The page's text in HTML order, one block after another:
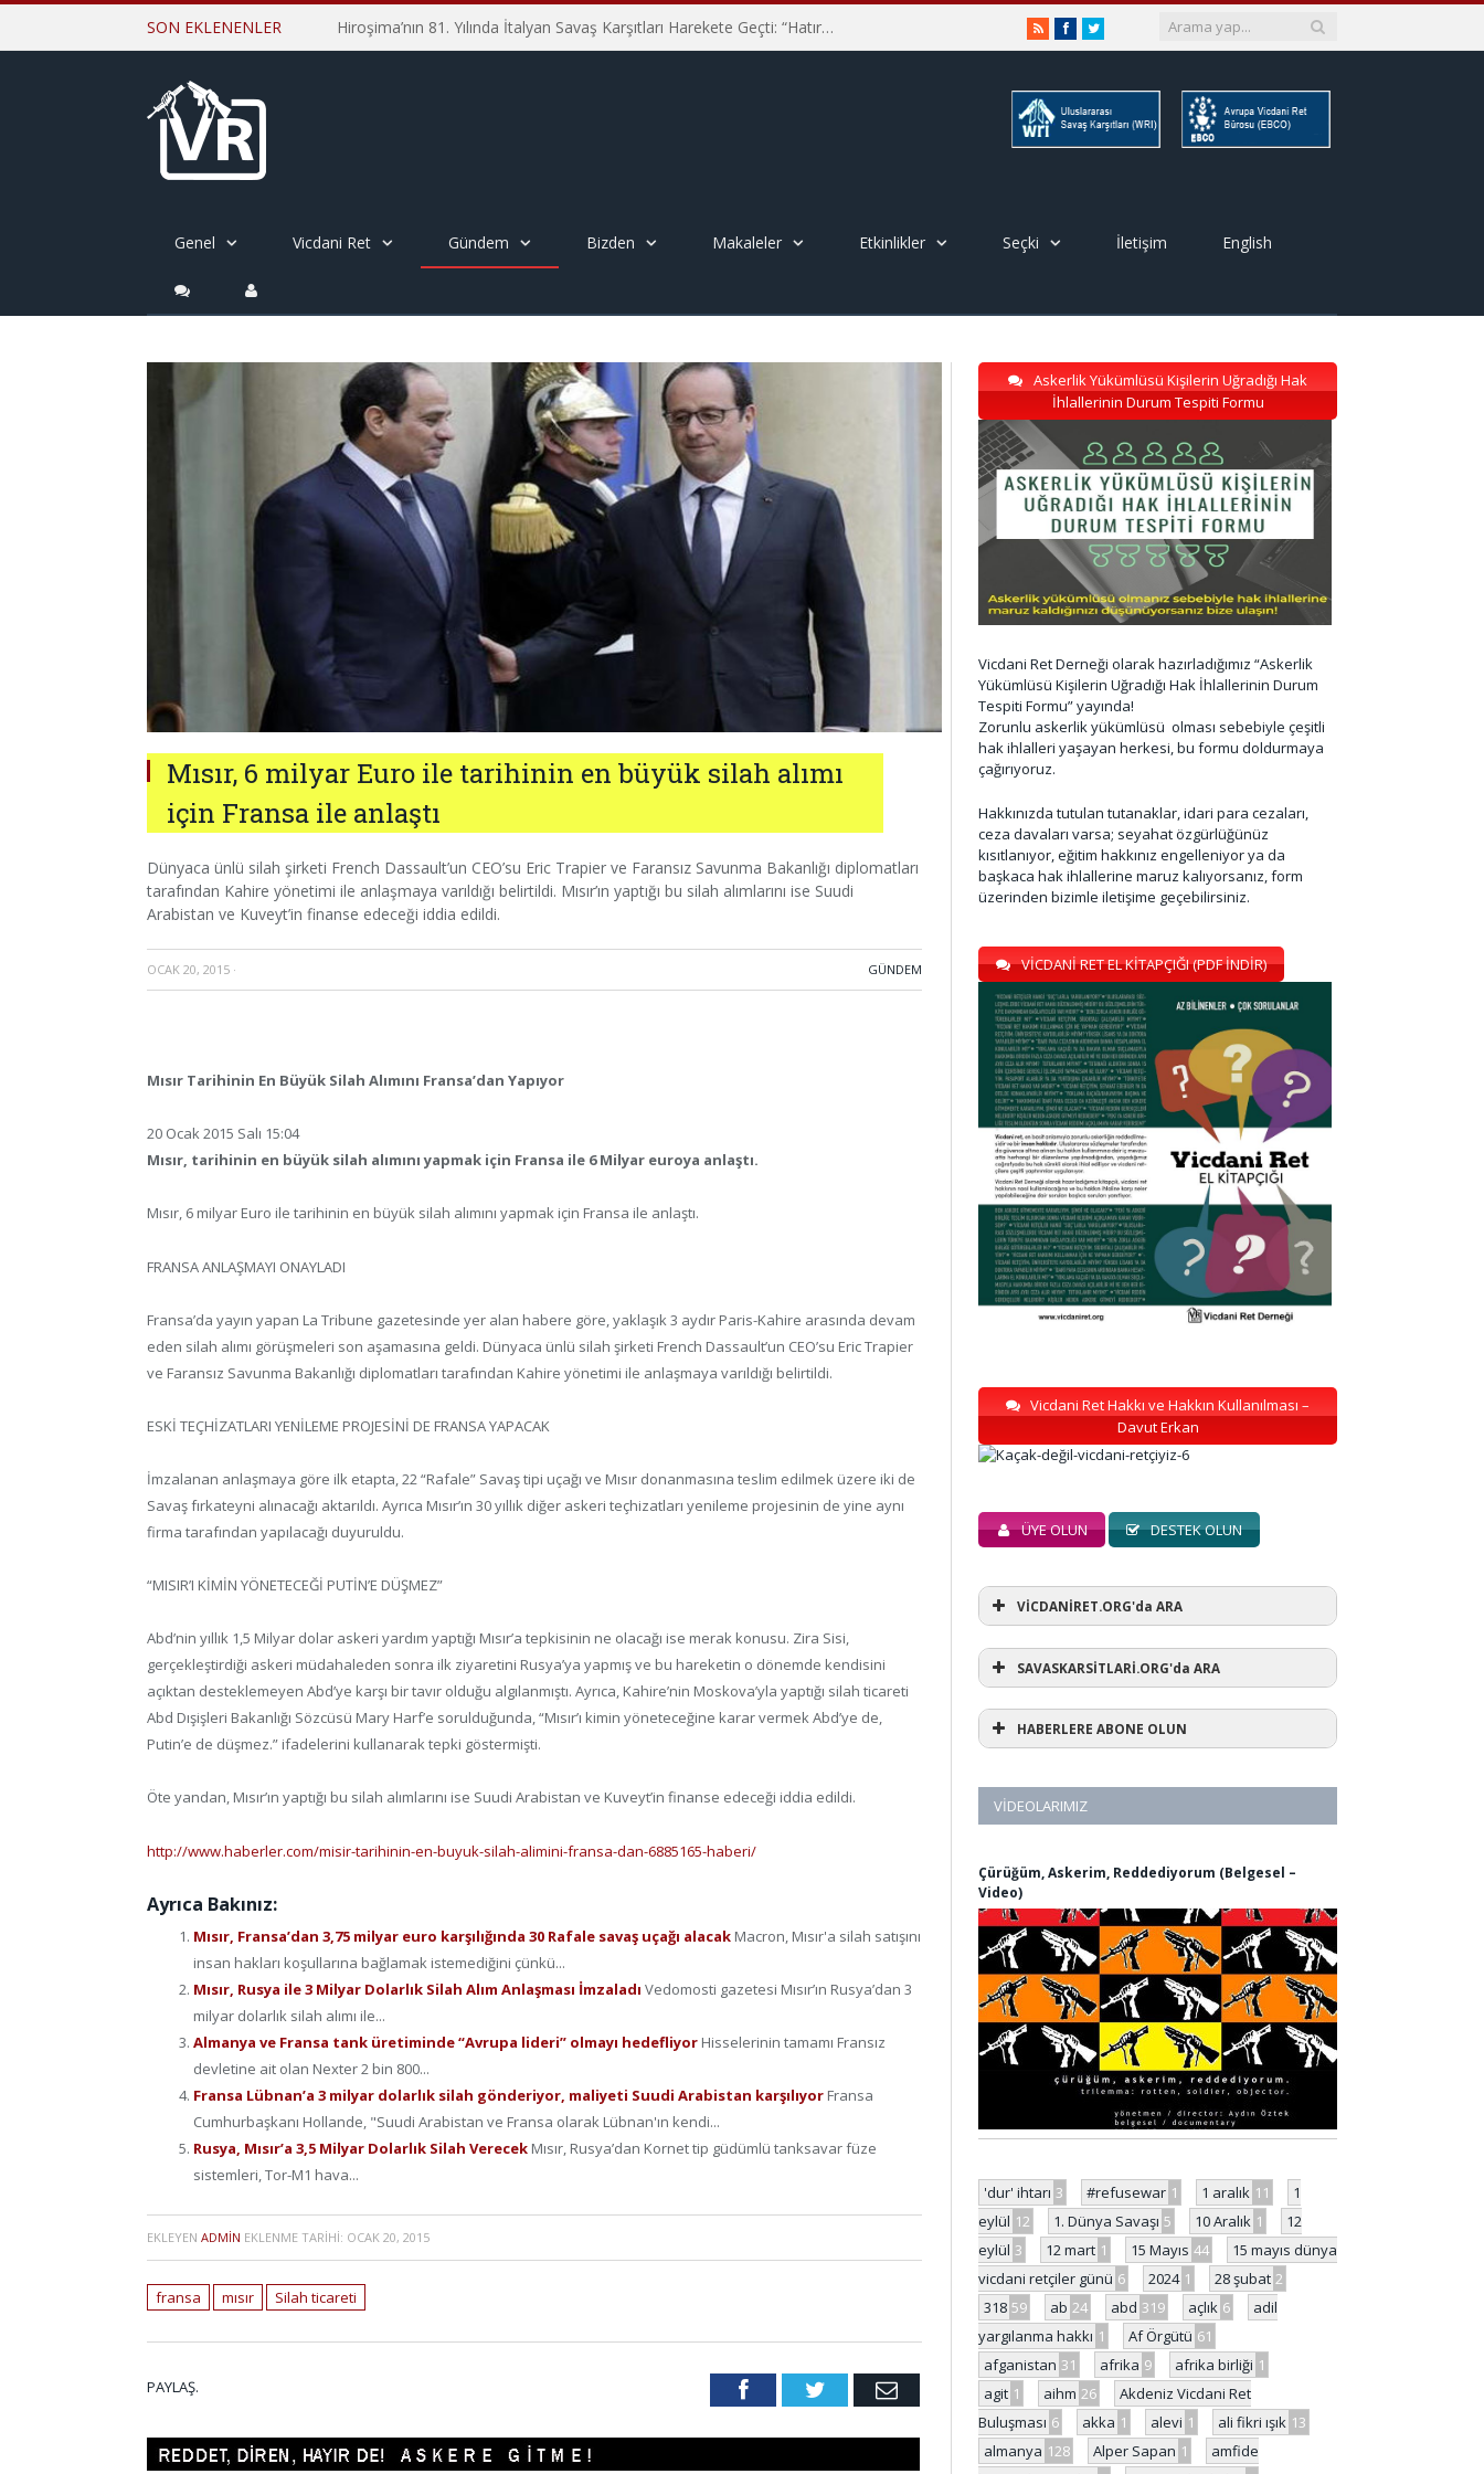
SON EKLENENLER Hiroşima’nın 81. Yılında İtalyan Savaş Karşıtları Harekete Geçti: “Hatırlamak yeterli değil” RSSFacebookTwitter
Genel Vicdani Ret Gündem Bizden Makaleler Etkinlikler Seçki İletişim English
Mısır, 6 milyar Euro ile tarihinin en büyük silah alımı
için Fransa ile anlaştı
Dünyaca ünlü silah şirketi French Dassault’un CEO’su Eric Trapier ve Faransız Savunma Bakanlığı diplomatları
tarafından Kahire yönetimi ile anlaşmaya varıldığı belirtildi. Mısır’ın yaptığı bu silah alımlarını ise Suudi
Arabistan ve Kuveyt’in finanse edeceği iddia edildi.
OCAK 20, 2015 · GÜNDEM
Mısır Tarihinin En Büyük Silah Alımını Fransa’dan Yapıyor
20 Ocak 2015 Salı 15:04
Mısır, tarihinin en büyük silah alımını yapmak için Fransa ile 6 Milyar euroya anlaştı.
Mısır, 6 milyar Euro ile tarihinin en büyük silah alımını yapmak için Fransa ile anlaştı.
FRANSA ANLAŞMAYI ONAYLADI
Fransa’da yayın yapan La Tribune gazetesinde yer alan habere göre, yaklaşık 3 aydır Paris-Kahire arasında devam
eden silah alımı görüşmeleri son aşamasına geldi. Dünyaca ünlü silah şirketi French Dassault’un CEO’su Eric Trapier
ve Faransız Savunma Bakanlığı diplomatları tarafından Kahire yönetimi ile anlaşmaya varıldığı belirtildi.
ESKİ TEÇHİZATLARI YENİLEME PROJESİNİ DE FRANSA YAPACAK
İmzalanan anlaşmaya göre ilk etapta, 22 “Rafale” Savaş tipi uçağı ve Mısır donanmasına teslim edilmek üzere iki de
Savaş fırkateyni alınacağı aktarıldı. Ayrıca Mısır’ın 30 yıllık diğer askeri teçhizatları yenileme projesinin de yine aynı
firma tarafından yapılacağı duyuruldu.
“MISIR’I KİMİN YÖNETECEĞİ PUTİN’E DÜŞMEZ”
Abd’nin yıllık 1,5 Milyar dolar askeri yardım yaptığı Mısır’a tepkisinin ne olacağı ise merak konusu. Zira Sisi,
gerçekleştirdiği askeri müdahaleden sonra ilk ziyaretini Rusya’ya yapmış ve bu hareketin o dönemde kendisini
açıktan desteklemeyen Abd’ye karşı bir tavır olduğu algılanmıştı. Ayrıca, Kahire’nin Moskova’yla yaptığı silah ticareti
Abd Dışişleri Bakanlığı Sözcüsü Mary Harf’e sorulduğunda, “Mısır’ı kimin yöneteceğine karar vermek Abd’ye de,
Putin’e de düşmez.” ifadelerini kullanarak tepki göstermişti.
Öte yandan, Mısır’ın yaptığı bu silah alımlarını ise Suudi Arabistan ve Kuveyt’in finanse edeceği iddia edildi.
http://www.haberler.com/misir-tarihinin-en-buyuk-silah-alimini-fransa-dan-6885165-haberi/
Ayrıca Bakınız:
Mısır, Fransa’dan 3,75 milyar euro karşılığında 30 Rafale savaş uçağı alacak Macron, Mısır'a silah satışını
insan hakları koşullarına bağlamak istemediğini çünkü...
Mısır, Rusya ile 3 Milyar Dolarlık Silah Alım Anlaşması İmzaladı Vedomosti gazetesi Mısır’ın Rusya’dan 3
milyar dolarlık silah alımı ile...
Almanya ve Fransa tank üretiminde “Avrupa lideri” olmayı hedefliyor Hisselerinin tamamı Fransız
devletine ait olan Nexter 2 bin 800...
Fransa Lübnan’a 3 milyar dolarlık silah gönderiyor, maliyeti Suudi Arabistan karşılıyor Fransa
Cumhurbaşkanı Hollande, "Suudi Arabistan ve Fransa olarak Lübnan'ın kendi...
Rusya, Mısır’a 3,5 Milyar Dolarlık Silah Verecek Mısır, Rusya’dan Kornet tip güdümlü tanksavar füze
sistemleri, Tor-M1 hava...
EKLEYEN ADMIN EKLENME TARIHI: OCAK 20, 2015
fransa mısır Silah ticareti
PAYLAŞ. FacebookTwitter Email
Askerlik Yükümlüsü Kişilerin Uğradığı Hak
İhlallerinin Durum Tespiti Formu
Vicdani Ret Derneği olarak hazırladığımız “Askerlik
Yükümlüsü Kişilerin Uğradığı Hak İhlallerinin Durum
Tespiti Formu” yayında!
Zorunlu askerlik yükümlüsü olması sebebiyle çeşitli
hak ihlalleri yaşayan herkesi, bu formu doldurmaya
çağırıyoruz.
Hakkınızda tutulan tutanaklar, idari para cezaları,
ceza davaları varsa; seyahat özgürlüğünüz
kısıtlanıyor, eğitim hakkınız engelleniyor ya da
başkaca hak ihlallerine maruz kalıyorsanız, form
üzerinden bizimle iletişime geçebilirsiniz.
VİCDANİ RET EL KİTAPÇIĞI (PDF İNDİR)
Vicdani Ret Hakkı ve Hakkın Kullanılması –
Davut Erkan
ÜYE OLUN DESTEK OLUN
VİCDANİRET.ORG'da ARA
SAVASKARSİTLARİ.ORG'da ARA
HABERLERE ABONE OLUN
VIDEOLARIMIZ
Çürüğüm, Askerim, Reddediyorum (Belgesel –
Video)
'dur' ihtarı 3 #refusewar 1 1 aralık 11
1
eylül 12 1. Dünya Savaşı 5 10 Aralık 1
12
eylül 3 12 mart 1 15 Mayıs 44
15 mayıs dünya
vicdani retçiler günü 6 2024 1 28 şubat 2
318 59 ab 24 abd 319 açlık 6
adil
yargılanma hakkı 1 Af Örgütü 61
afganistan 31 afrika 9 afrika birliği 1
agit 1 aihm 26
Akdeniz Vicdani Ret
Buluşması 6 akka 1 alevi 1 ali fikri ışık 13
almanya 128 Alper Sapan 1
amfide